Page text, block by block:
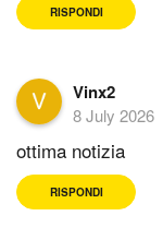
RISPONDI
Vinx2
8 July 2026
ottima notizia
RISPONDI